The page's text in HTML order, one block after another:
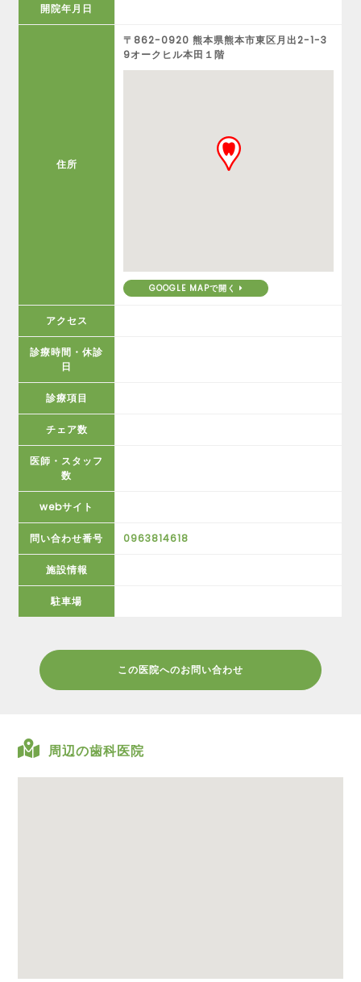
開院年月日
住所
〒862-0920 熊本県熊本市東区月出2-1-3
9オークヒル本田１階
GOOGLE MAPで開く
アクセス
診療時間・休診
日
診療項目
チェア数
医師・スタッフ
数
webサイト
問い合わせ番号 0963814618
施設情報
駐車場
この医院へのお問い合わせ
周辺の歯科医院